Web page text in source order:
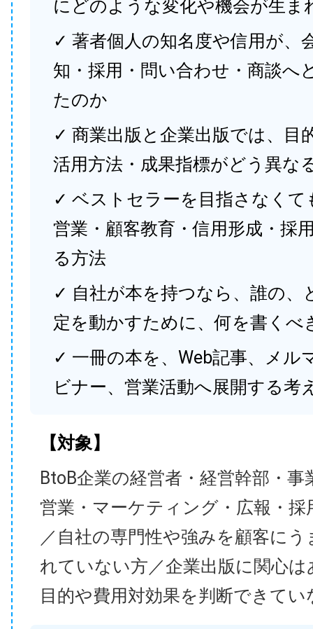
にどのような変化や機会が生ま
✓ 著者個人の知名度や信用が、
知・採用・問い合わせ・商談へ
たのか
✓ 商業出版と企業出版では、目
活用方法・成果指標がどう異な
✓ ベストセラーを目指さなくて
営業・顧客教育・信用形成・採
る方法
✓ 自社が本を持つなら、誰の、
定を動かすために、何を書くべ
✓ 一冊の本を、Web記事、メル
ビナー、営業活動へ展開する考
【対象】
BtoB企業の経営者・経営幹部・事
営業・マーケティング・広報・採
／自社の専門性や強みを顧客に
れていない方／企業出版に関心
目的や費用対効果を判断できてい